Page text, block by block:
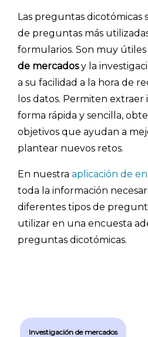
Las preguntas dicotómicas
de preguntas más
formularios. Son muy útiles
de mercadosy la
a su facilidad a la hora de
los datos. Permiten
forma rápida y sencilla,
objetivos que ayudan a
plantear nuevos retos.
En nuestra aplicación de
toda la información
diferentes tipos de
utilizar en una encuesta
preguntas dicotómicas.
Investigación de mercados